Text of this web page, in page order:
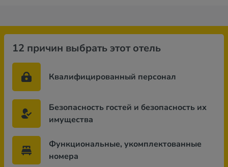
12 причин выбрать этот отель
Квалифицированный персонал
Безопасность гостей и безопасность их
имущества
Функциональные, укомплектованные
номера